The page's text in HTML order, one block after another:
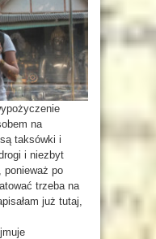
na
taksówki i
i niezbyt
ponieważ po
trzeba na
już tutaj,